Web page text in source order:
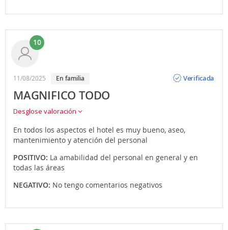
10
11/08/2025 En familia
Verificada
MAGNIFICO TODO
Desglose valoración
En todos los aspectos el hotel es muy bueno, aseo,
mantenimiento y atención del personal
POSITIVO: La amabilidad del personal en general y en
todas las áreas
NEGATIVO: No tengo comentarios negativos